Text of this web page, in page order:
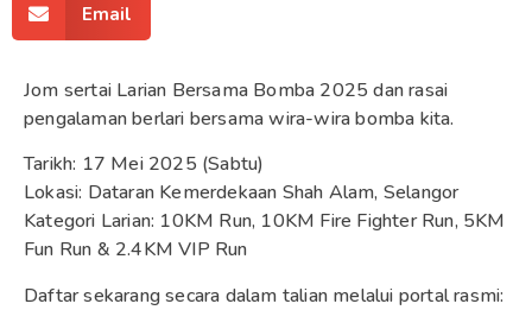
Email
Jom sertai Larian Bersama Bomba 2025 dan rasai
pengalaman berlari bersama wira-wira bomba kita.
Tarikh: 17 Mei 2025 (Sabtu)
Lokasi: Dataran Kemerdekaan Shah Alam, Selangor
Kategori Larian: 10KM Run, 10KM Fire Fighter Run, 5KM
Fun Run & 2.4KM VIP Run
Daftar sekarang secara dalam talian melalui portal rasmi: